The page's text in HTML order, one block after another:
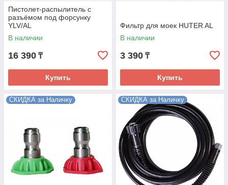
Пистолет-распылитель с
разъёмом под форсунку
YLV/AL
В наличии
16 390 ₸
Купить
Фильтр для моек HUTER AL
В наличии
3 390 ₸
Купить
СКИДКА за Наличку СКИДКА за Наличку